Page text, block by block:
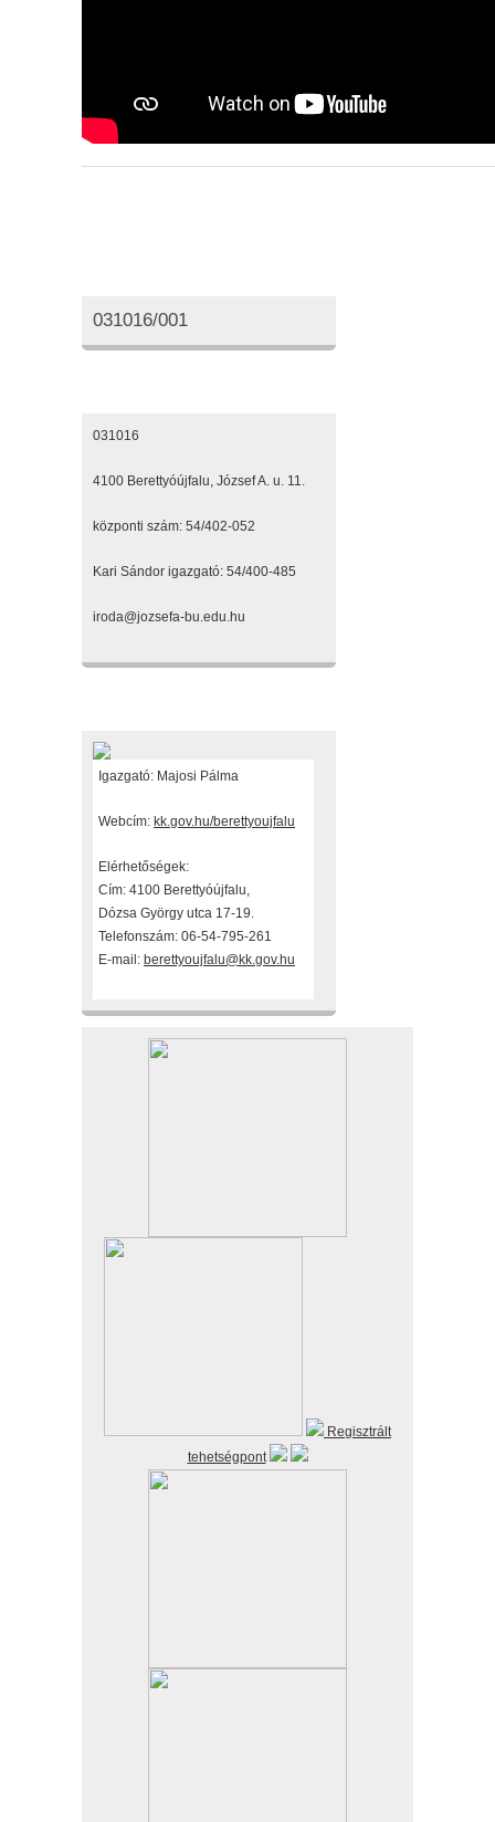
031016/001
031016
4100 Berettyóújfalu, József A. u. 11.
központi szám: 54/402-052
Kari Sándor igazgató: 54/400-485
iroda@jozsefa-bu.edu.hu
Igazgató: Majosi Pálma
Webcím: kk.gov.hu/berettyoujfalu
Elérhetőségek:
Cím: 4100 Berettyóújfalu,
Dózsa György utca 17-19.
Telefonszám: 06-54-795-261
E-mail: berettyoujfalu@kk.gov.hu
Regisztrált
tehetségpont